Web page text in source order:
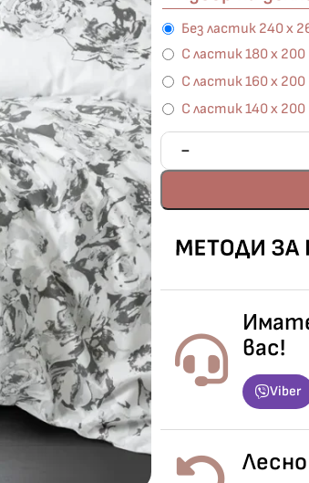
Без ластик 240 х
С ластик 180 х
С ластик 160 х
С ластик 140 х
вас!
Viber